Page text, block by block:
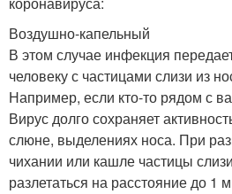
Воздушно-капельный
В этом случае инфекция
человеку с частицами слизи из
Например, если кто-то рядом с
Вирус долго сохраняет
слюне, выделениях носа. При
чихании или кашле частицы
разлетаться на расстояние до 1